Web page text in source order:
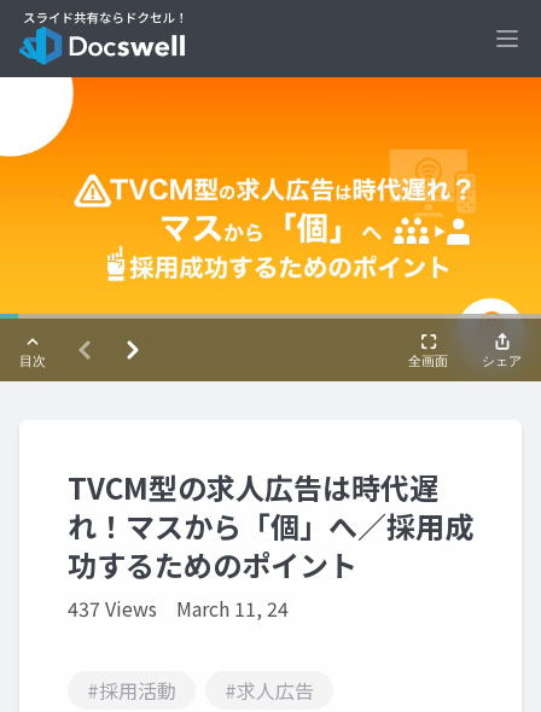
TVCM型の求人広告は時代遅
れ！マスから「個」へ／採用成
功するためのポイント
437 Views March 11, 24
#採用活動
#求人広告